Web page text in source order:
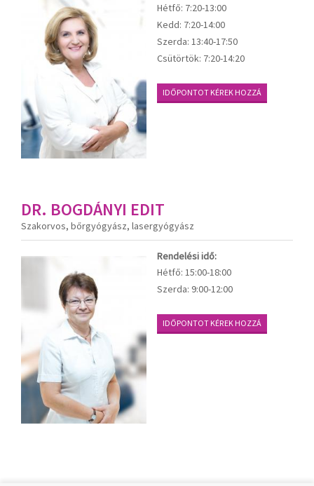
Hétfő: 7:20-13:00
Kedd: 7:20-14:00
Szerda: 13:40-17:50
Csütörtök: 7:20-14:20
IDŐPONTOT KÉREK HOZZÁ
DR. BOGDÁNYI EDIT
Szakorvos, bőrgyógyász, lasergyógyász
Rendelési idő:
Hétfő: 15:00-18:00
Szerda: 9:00-12:00
IDŐPONTOT KÉREK HOZZÁ